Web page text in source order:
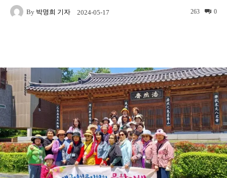
By 박명희 기자 2024-05-17 0
263